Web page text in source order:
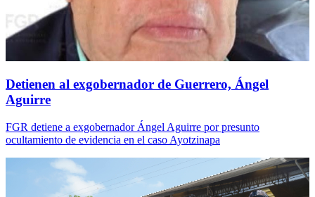
Detienen al exgobernador de Guerrero, Ángel
Aguirre
FGR detiene a exgobernador Ángel Aguirre por presunto
ocultamiento de evidencia en el caso Ayotzinapa